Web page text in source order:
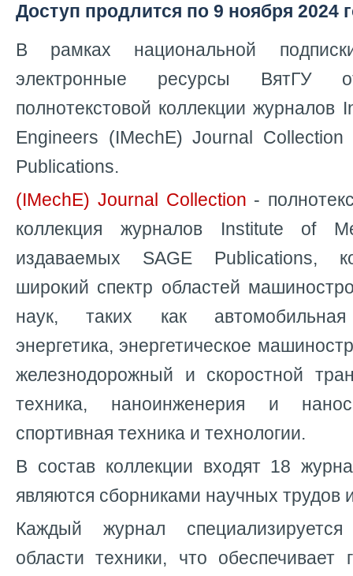
Доступ продлится по 9 ноября 2024
В рамках национальной
электронные ресурсы ВятГУ
полнотекстовой коллекции журналов
Engineers (IMechE) Journal Collection
Publications.
(IMechE) Journal Collection -
коллекция журналов Institute of
издаваемых SAGE Publications,
широкий спектр областей
наук, таких как
энергетика, энергетическое
железнодорожный и скоростной
техника, наноинженерия и
спортивная техника и технологии.
В состав коллекции входят 18
являются сборниками научных трудов
Каждый журнал
области техники, что обеспечивает